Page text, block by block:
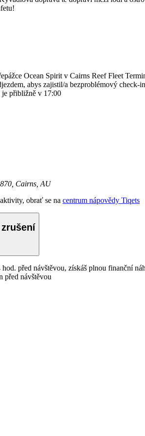
Ocean Spirit v Cairns Reef Fleet
abys zajistil/a bezproblémový check-
je přibližně v 17:00
Cairns, AU
obrať se na centrum nápovědy Tiqets
před návštěvou, získáš plnou finanční
před návštěvou